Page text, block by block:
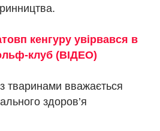
кенгуру увірвався в
клуб (ВІДЕО)
тваринами вважається
здоров’я